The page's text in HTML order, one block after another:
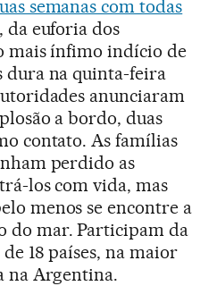
semanas com todas
da euforia dos
mais ínfimo indício de
dura na quinta-feira
anunciaram
a bordo, duas
contato. As famílias
perdido as
los com vida, mas
menos se encontre a
do mar. Participam da
18 países, na maior
na Argentina.